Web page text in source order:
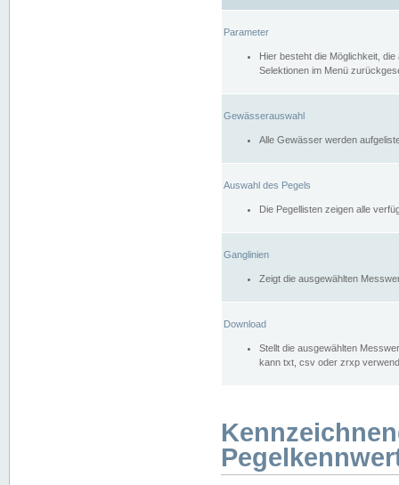
Parameter
Hier besteht die Möglichkeit,
Selektionen im Menü
Gewässerauswahl
Alle Gewässer werden
Auswahl des Pegels
Die Pegellisten zeigen alle
Ganglinien
Zeigt die ausgewählten
Download
Stellt die ausgewählten
kann txt, csv oder zrxp